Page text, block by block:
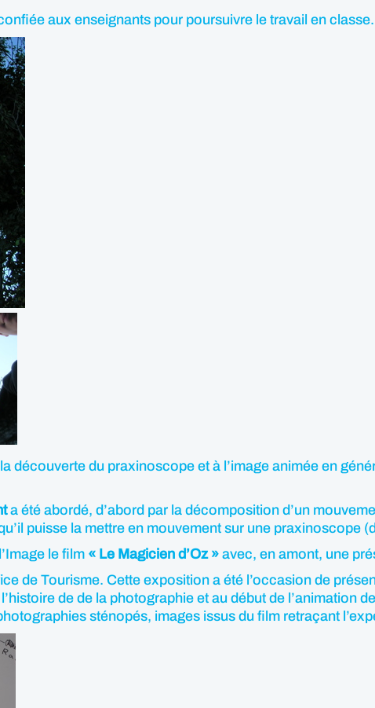
aux enseignants pour poursuivre le travail en classe.
découverte du praxinoscope et à l’image animée en
a été abordé, d’abord par la décomposition d’un
puisse la mettre en mouvement sur une praxinoscope
le film « Le Magicien d’Oz » avec, en amont, une
de Tourisme. Cette exposition a été l’occasion de
de de la photographie et au début de l’animation
sténopés, images issus du film retraçant